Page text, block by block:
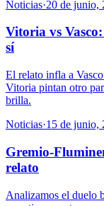
Noticias·20 de junio,
Vitoria vs
sí
El relato infla a
Vitoria pintan otro
brilla.
Noticias·15 de junio,
Gremio-
relato
Analizamos el duelo